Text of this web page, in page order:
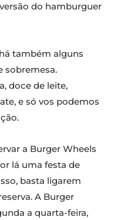
do hamburguer
também alguns
sobremesa.
doce de leite,
e só vos podemos
a Burger Wheels
lá uma festa de
basta ligarem
A Burger
a quarta-feira,